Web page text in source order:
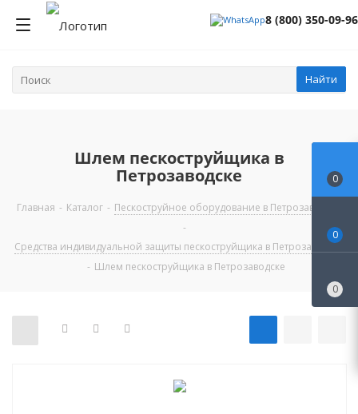
8 (800) 350-09-96
Найти
Шлем пескоструйщика в
Петрозаводске
Главная - Каталог - Пескоструйное оборудование в Петрозаводске
-
Средства индивидуальной защиты пескоструйщика в Петрозаводске
- Шлем пескоструйщика в Петрозаводске
0
0
0